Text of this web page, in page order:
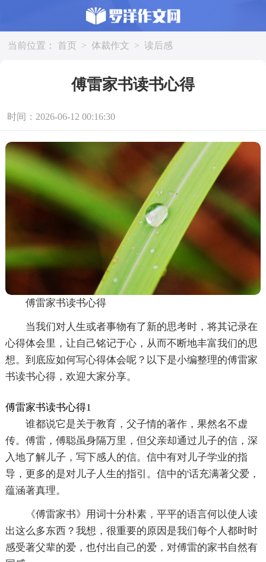
当前位置： 首页 > 体裁作文 > 读后感
傅雷家书读书心得
时间：2026-06-12 00:16:30
傅雷家书读书心得
当我们对人生或者事物有了新的思考时，将其记录在
心得体会里，让自己铭记于心，从而不断地丰富我们的思
想。到底应如何写心得体会呢？以下是小编整理的傅雷家
书读书心得，欢迎大家分享。
傅雷家书读书心得1
谁都说它是关于教育，父子情的著作，果然名不虚
传。傅雷，傅聪虽身隔万里，但父亲却通过儿子的信，深
入地了解儿子，写下感人的信。信中有对儿子学业的指
导，更多的是对儿子人生的指引。信中的'话充满著父爱，
蕴涵著真理。
《傅雷家书》用词十分朴素，平平的语言何以使人读
出这么多东西？我想，很重要的原因是我们每个人都时时
感受著父辈的爱，也付出自己的爱，对傅雷的家书自然有